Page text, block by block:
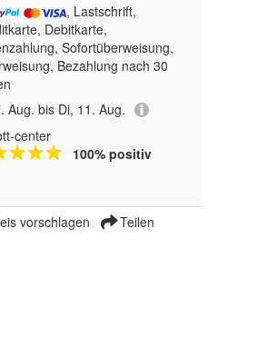
, Lastschrift,
Debitkarte,
Sofortüberweisung,
Bezahlung nach 30
Aug. bis Di, 11. Aug.
center
100% positiv
vorschlagen Teilen